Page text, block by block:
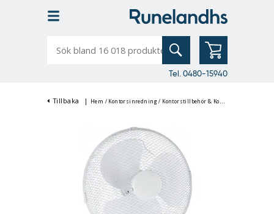
bland
Tel. 0480-15940
Tillbaka | Hem / Kontorsinredning / Kontorstillbehör & Kontorsutrustning